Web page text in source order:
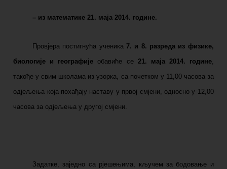
– из математике 21. маја 2014. године.
Провјера постигнућа ученика 7. и 8. разреда из физике,
биологије и географије обавиће се 21. маја 2014. године,
такође у свим школама из узорка, са почетком у 11,00 часова за
одјељења која похађају наставу у првој смјени, односно у 12,00
часова за одјељења у другој смјени.
Задатке, заједно са рјешењима, кључем за бодовање и